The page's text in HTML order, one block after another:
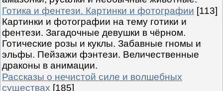
Готика и фентези. Картинки и фотографии [113]
Картинки и фотографии на тему готики и
фентези. Загадочные девушки в чёрном.
Готические розы и куклы. Забавные гномы и
эльфы. Пейзажи фэнтези. Величественные
драконы в анимации.
Рассказы о нечистой силе и волшебных
существах [185]